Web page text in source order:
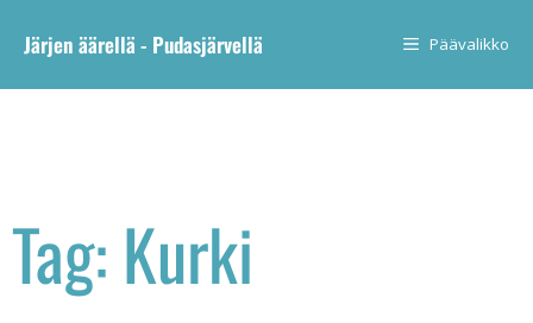
Järjen äärellä - Pudasjärvellä Päävalikko
Tag: Kurki